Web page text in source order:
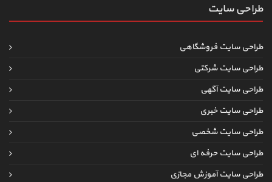
طراحی سایت
طراحی سایت فروشگاهی
طراحی سایت شرکتی
طراحی سایت آگهی
طراحی سایت خبری
طراحی سایت شخصی
طراحی سایت حرفه ای
طراحی سایت آموزش مجازی